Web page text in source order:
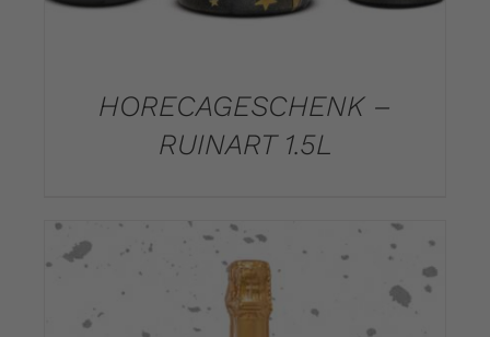
HORECAGESCHENK –
RUINART 1.5L